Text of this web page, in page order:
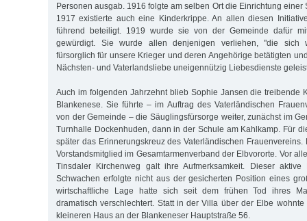
Personen ausgab. 1916 folgte am selben Ort die Einrichtung einer
1917 existierte auch eine Kinderkrippe. An allen diesen
führend beteiligt. 1919 wurde sie von der Gemeinde dafür
gewürdigt. Sie wurde allen denjenigen verliehen, "die sich
fürsorglich für unsere Krieger und deren Angehörige betätigten
Nächsten- und Vaterlandsliebe uneigennützig Liebesdienste
Auch im folgenden Jahrzehnt blieb Sophie Jansen die treibende
Blankenese. Sie führte – im Auftrag des Vaterländischen
von der Gemeinde – die Säuglingsfürsorge weiter, zunächst im
Turnhalle Dockenhuden, dann in der Schule am Kahlkamp. Für
später das Erinnerungskreuz des Vaterländischen
Vorstandsmitglied im Gesamtarmenverband der Elbvororte. Vor
Tinsdaler Kirchenweg galt ihre Aufmerksamkeit. Dieser
Schwachen erfolgte nicht aus der gesicherten Position eines
wirtschaftliche Lage hatte sich seit dem frühen Tod ihres
dramatisch verschlechtert. Statt in der Villa über der Elbe
kleineren Haus an der Blankeneser Hauptstraße 56.